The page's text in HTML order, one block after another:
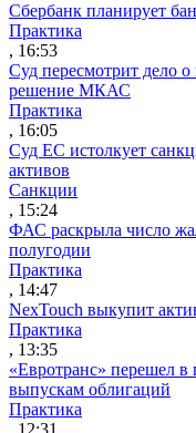
Сбербанк планирует
Практика
, 16:53
Суд пересмотрит дело
решение МКАС
Практика
, 16:05
Суд ЕС истолкует
активов
Санкции
, 15:24
ФАС раскрыла число
полугодии
Практика
, 14:47
NexTouch выкупит
Практика
, 13:35
«Евротранс» перешел
выпускам облигаций
Практика
, 12:31